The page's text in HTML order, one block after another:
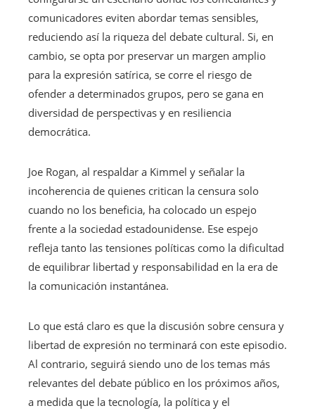
comunicadores eviten abordar temas sensibles,
reduciendo así la riqueza del debate cultural. Si, en
cambio, se opta por preservar un margen amplio
para la expresión satírica, se corre el riesgo de
ofender a determinados grupos, pero se gana en
diversidad de perspectivas y en resiliencia
democrática.
Joe Rogan, al respaldar a Kimmel y señalar la
incoherencia de quienes critican la censura solo
cuando no los beneficia, ha colocado un espejo
frente a la sociedad estadounidense. Ese espejo
refleja tanto las tensiones políticas como la dificultad
de equilibrar libertad y responsabilidad en la era de
la comunicación instantánea.
Lo que está claro es que la discusión sobre censura y
libertad de expresión no terminará con este episodio.
Al contrario, seguirá siendo uno de los temas más
relevantes del debate público en los próximos años,
a medida que la tecnología, la política y el